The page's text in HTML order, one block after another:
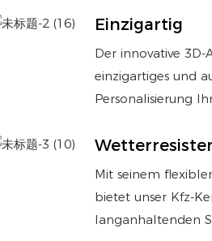
Einzigartig
Der innovative 3D-
einzigartiges und
Personalisierung
Mit seinem
bietet unser Kfz-
langanhaltenden